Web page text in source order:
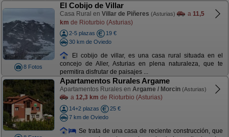
8 Fotos
El Cobijo de Villar
Casa Rural en Villar de Piñeres (Asturias) a 11,5
km de Rioturbio (Asturias)
2-5 plazas
19 €
30 km de Oviedo
El cobijo de villar, es una casa rural situada en el
concejo de Aller, Asturias en plena naturaleza, que te
permitira disfrutar de paisajes ...
Apartamentos Rurales Argame
Apartamentos Rurales en Argame / Morcin (Asturias)
a 12,3 km de Rioturbio (Asturias)
14+2 plazas
25 €
7 km de Oviedo
Se trata de una casa de reciente construcción, que